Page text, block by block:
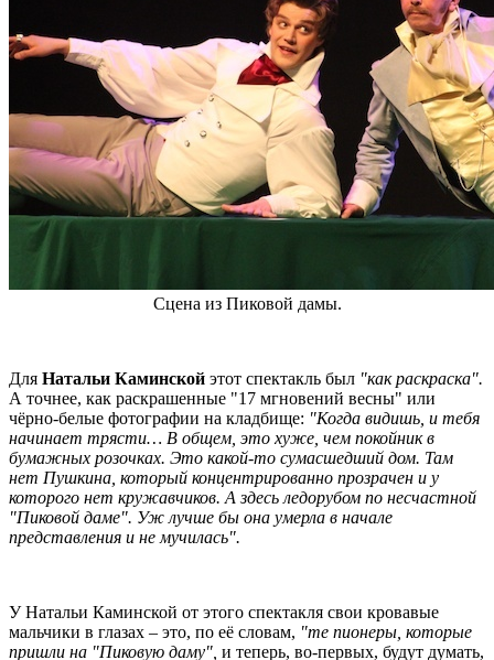
Сцена из Пиковой дамы.
Для Натальи Каминской этот спектакль был "как раскраска".
А точнее, как раскрашенные "17 мгновений весны" или
чёрно-белые фотографии на кладбище: "Когда видишь, и тебя
начинает трясти… В общем, это хуже, чем покойник в
бумажных розочках. Это какой-то сумасшедший дом. Там
нет Пушкина, который концентрированно прозрачен и у
которого нет кружавчиков. А здесь ледорубом по несчастной
"Пиковой даме". Уж лучше бы она умерла в начале
представления и не мучилась".
У Натальи Каминской от этого спектакля свои кровавые
мальчики в глазах – это, по её словам, "те пионеры, которые
пришли на "Пиковую даму", и теперь, во-первых, будут думать,